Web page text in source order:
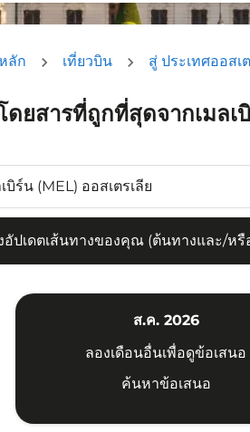
ลัก เที่ยวบิน สู่ ประเทศออสเ
ดยสารที่ถูกที่สุดจากเมลเ
อัปเดตเส้นทางของคุณ (ต้นทางและ/ห
ปเดตเส้นทางของคุณ (ต้นทางและ/หรื
ส.ค. 2026
ลองเดือนอื่นเพื่อดูข้อเสนอ
ค้นหาข้อเสนอ